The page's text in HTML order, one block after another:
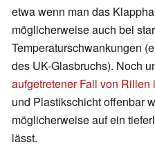
etwa wenn man das
möglicherweise auch bei
Temperaturschwankungen
des UK-Glasbruchs). Noch
aufgetretener Fall von Rillen
und Plastikschicht offenbar
möglicherweise auf ein
lässt.